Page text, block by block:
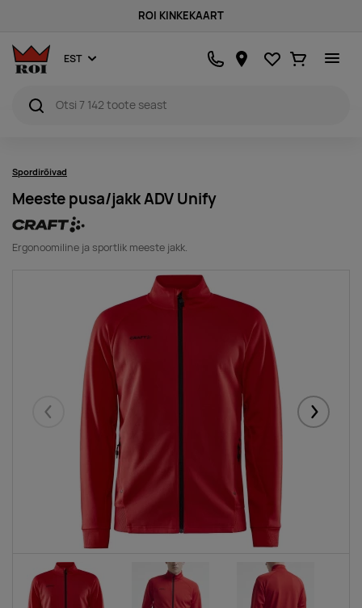
ROI KINKEKAART
EST Lemmikud
Ostukorv
Spordirõivad
Meeste pusa/jakk ADV Unify
Ergonoomiline ja sportlik meeste jakk.
Eelmised